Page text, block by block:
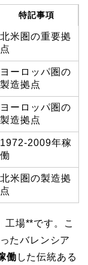
特記事項
北米圏の重要拠
点
ヨーロッパ圏の
製造拠点
ヨーロッパ圏の
製造拠点
1972-2009年稼
働
北米圏の製造拠
点
工場**です。こ
たバレンシア
働 した伝統ある